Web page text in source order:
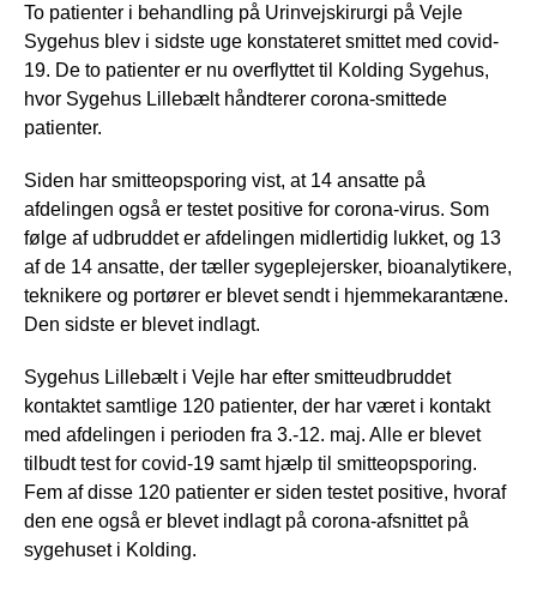
To patienter i behandling på Urinvejskirurgi på Vejle
Sygehus blev i sidste uge konstateret smittet med covid-
19. De to patienter er nu overflyttet til Kolding Sygehus,
hvor Sygehus Lillebælt håndterer corona-smittede
patienter.
Siden har smitteopsporing vist, at 14 ansatte på
afdelingen også er testet positive for corona-virus. Som
følge af udbruddet er afdelingen midlertidig lukket, og 13
af de 14 ansatte, der tæller sygeplejersker, bioanalytikere,
teknikere og portører er blevet sendt i hjemmekarantæne.
Den sidste er blevet indlagt.
Sygehus Lillebælt i Vejle har efter smitteudbruddet
kontaktet samtlige 120 patienter, der har været i kontakt
med afdelingen i perioden fra 3.-12. maj. Alle er blevet
tilbudt test for covid-19 samt hjælp til smitteopsporing.
Fem af disse 120 patienter er siden testet positive, hvoraf
den ene også er blevet indlagt på corona-afsnittet på
sygehuset i Kolding.